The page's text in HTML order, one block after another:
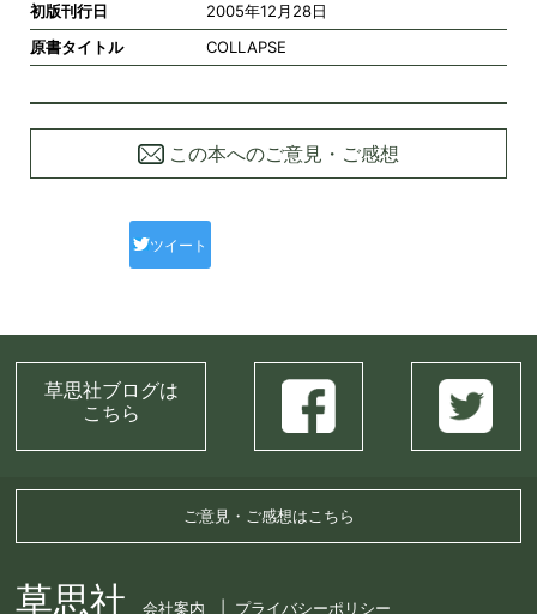
初版刊行日
2005年12月28日
原書タイトル
COLLAPSE
この本へのご意見・ご感想
ツイート
草思社ブログは
こちら
ご意見・ご感想はこちら
草思社 会社案内 プライバシーポリシー